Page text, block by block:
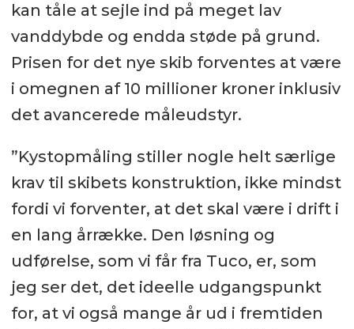
kan tåle at sejle ind på meget lav
vanddybde og endda støde på grund.
Prisen for det nye skib forventes at være
i omegnen af 10 millioner kroner inklusiv
det avancerede måleudstyr.
”Kystopmåling stiller nogle helt særlige
krav til skibets konstruktion, ikke mindst
fordi vi forventer, at det skal være i drift i
en lang årrække. Den løsning og
udførelse, som vi får fra Tuco, er, som
jeg ser det, det ideelle udgangspunkt
for, at vi også mange år ud i fremtiden